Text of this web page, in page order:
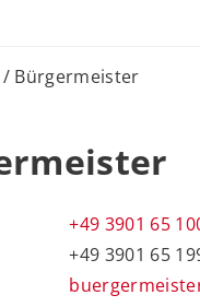
Bürgermeister
+49 3901 65
+49 3901 65